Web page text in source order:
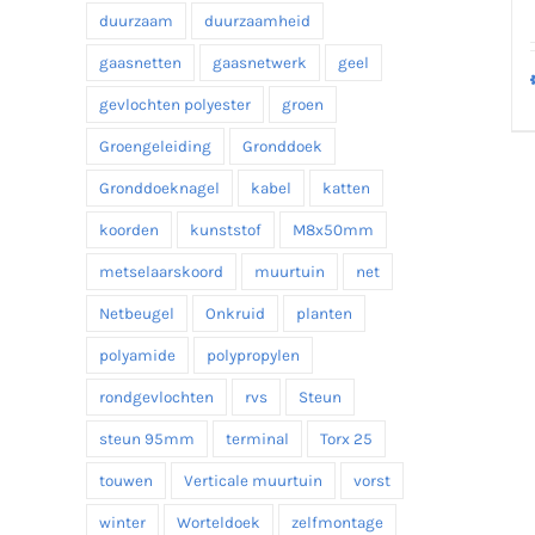
duurzaam duurzaamheid
gaasnetten gaasnetwerk geel
gevlochten polyester groen
Groengeleiding Gronddoek
Gronddoeknagel kabel katten
koorden kunststof M8x50mm
metselaarskoord muurtuin net
Netbeugel Onkruid planten
polyamide polypropylen
rondgevlochten rvs Steun
steun 95mm terminal Torx 25
touwen Verticale muurtuin vorst
winter Worteldoek zelfmontage